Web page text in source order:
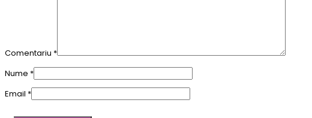
Comentariu *
Nume *
Email *